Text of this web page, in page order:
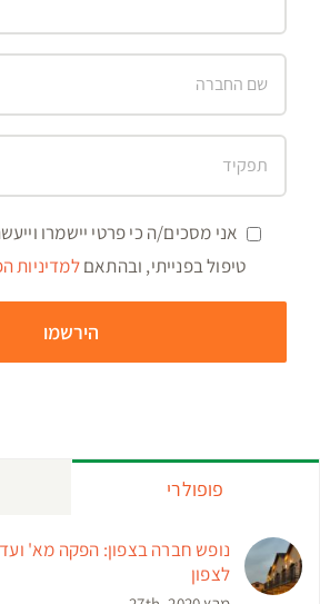
אני מסכים/ה כי פרטי יישמרו
טיפול בפנייתי, ובהתאםלמדיניות
פופולרי
נופש חברה בצפון: הפקה מא'
לצפון